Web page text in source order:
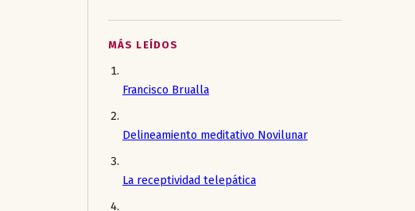
MÁS LEÍDOS
Francisco Brualla
Delineamiento meditativo Novilunar
La receptividad telepática